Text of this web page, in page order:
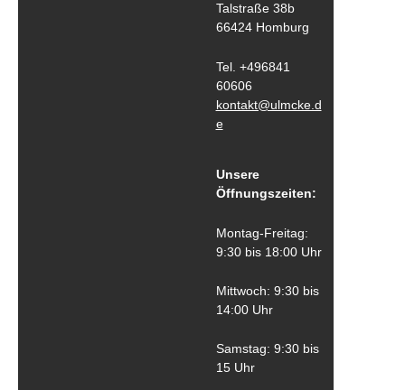
Talstraße 38b
66424 Homburg
Tel. +496841
60606
kontakt@ulmcke.d
e
Unsere
Öffnungszeiten:
Montag-Freitag:
9:30 bis 18:00 Uhr
Mittwoch: 9:30 bis
14:00 Uhr
Samstag: 9:30 bis
15 Uhr